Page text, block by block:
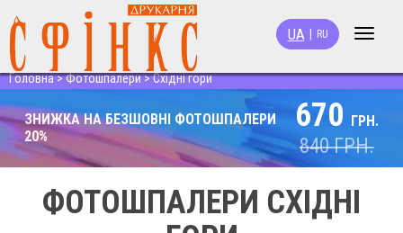
Toggle
UA RU
Головна>Фотошпалери>Східні гори
ЗНИЖКА НА БЕЗШОВНІ ФОТОШПАЛЕРИ
20%
670 ГРН.
840ГРН.
ФОТОШПАЛЕРИ СХІДНІ